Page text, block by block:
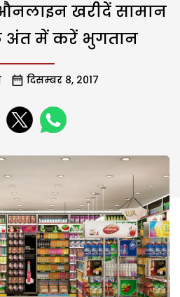
खरीदें सामान
अंत में करें भुगतान
दिसम्बर 8, 2017